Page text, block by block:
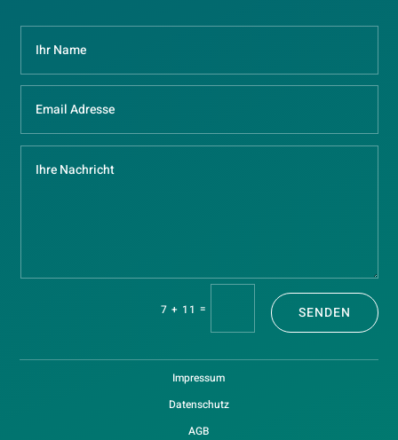
7 + 11 = SENDEN
Impressum
Datenschutz
AGB